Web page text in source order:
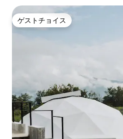
ゲストチョイス
ゲストチョイス